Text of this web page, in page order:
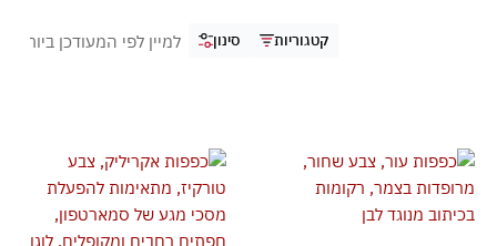
סינון קטגוריות